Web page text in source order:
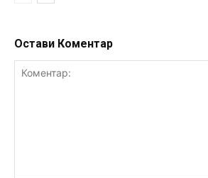
Остави Коментар